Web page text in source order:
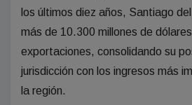
los últimos diez años, Santiago
más de 10.300 millones de
exportaciones, consolidando su
jurisdicción con los ingresos más
la región.